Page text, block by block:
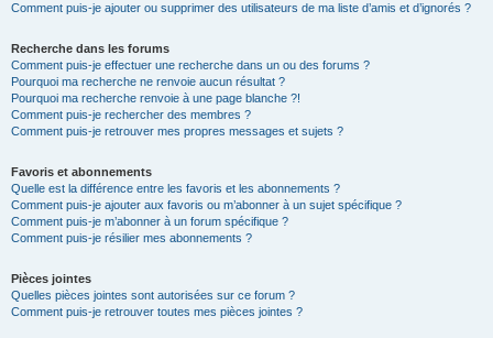
Comment puis-je ajouter ou supprimer des utilisateurs de ma liste d’amis et d’ignorés ?
Recherche dans les forums
Comment puis-je effectuer une recherche dans un ou des forums ?
Pourquoi ma recherche ne renvoie aucun résultat ?
Pourquoi ma recherche renvoie à une page blanche ?!
Comment puis-je rechercher des membres ?
Comment puis-je retrouver mes propres messages et sujets ?
Favoris et abonnements
Quelle est la différence entre les favoris et les abonnements ?
Comment puis-je ajouter aux favoris ou m’abonner à un sujet spécifique ?
Comment puis-je m’abonner à un forum spécifique ?
Comment puis-je résilier mes abonnements ?
Pièces jointes
Quelles pièces jointes sont autorisées sur ce forum ?
Comment puis-je retrouver toutes mes pièces jointes ?